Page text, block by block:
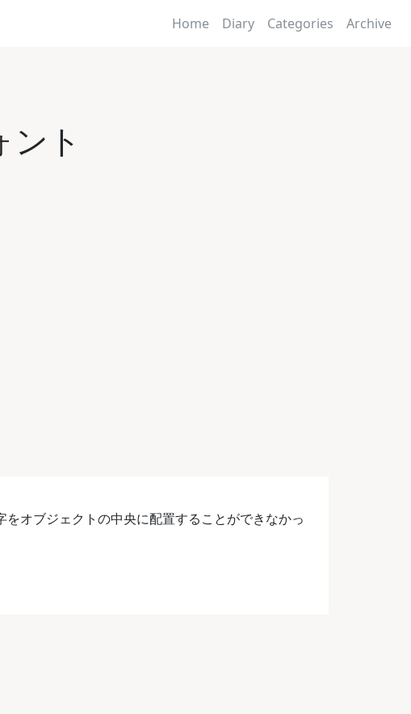
Home Diary Categories Archive
ト
オブジェクトの中央に配置することができなかっ